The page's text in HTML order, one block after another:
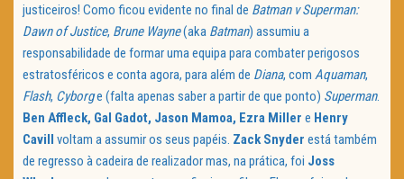
justiceiros! Como ficou evidente no final de Batman v Superman:
Dawn of Justice, Brune Wayne(aka Batman) assumiu a
responsabilidade de formar uma equipa para combater perigosos
estratosféricos e conta agora, para além de Diana, com Aquaman,
Flash, Cyborge (falta apenas saber a partir de que ponto) Superman.
Ben Affleck, Gal Gadot, Jason Mamoa, Ezra Miller e Henry
Cavill voltam a assumir os seus papéis. Zack Snyder está também
de regresso à cadeira de realizador mas, na prática, foi Joss